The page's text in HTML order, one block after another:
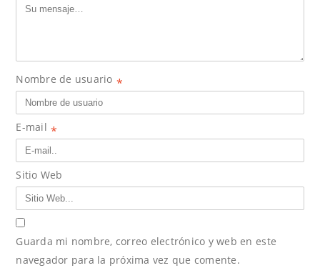
Nombre de usuario *
E-mail *
Sitio Web
Guarda mi nombre, correo electrónico y web en este
navegador para la próxima vez que comente.